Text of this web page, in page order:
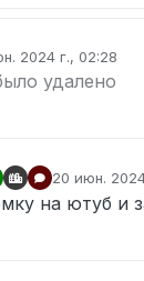
2024 г., 02:28
удалено
20 июн.
на ютуб и